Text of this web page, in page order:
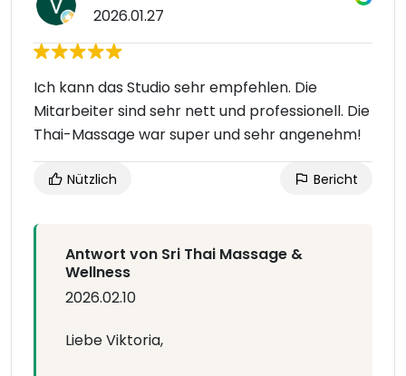
2026.01.27
Ich kann das Studio sehr empfehlen. Die
Mitarbeiter sind sehr nett und professionell. Die
Thai-Massage war super und sehr angenehm!
Nützlich Bericht
Antwort von Sri Thai Massage &
Wellness
2026.02.10
Liebe Viktoria,